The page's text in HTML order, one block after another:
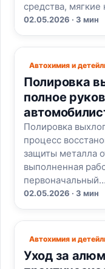
средства,
02.05.2026 · 3 мин
Автохимия и
Полировка
полное
Полировка
процесс
защиты металла
выполненная
первоначальный…
02.05.2026 · 3 мин
Автохимия и
Уход за